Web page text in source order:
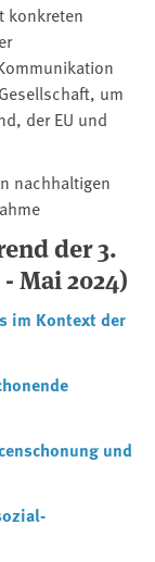
konkreten
um
der EU und
nachhaltigen
der 3.
Mai 2024)
im Kontext der
und